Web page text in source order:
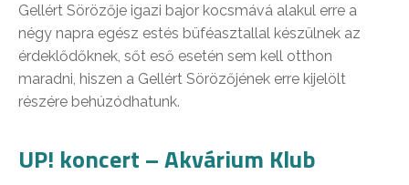
Gellért Sörözője igazi bajor kocsmává alakul erre a
négy napra egész estés büféasztallal készülnek az
érdeklődőknek, sőt eső esetén sem kell otthon
maradni, hiszen a Gellért Sörözőjének erre kijelölt
részére behúzódhatunk.
UP! koncert – Akvárium Klub